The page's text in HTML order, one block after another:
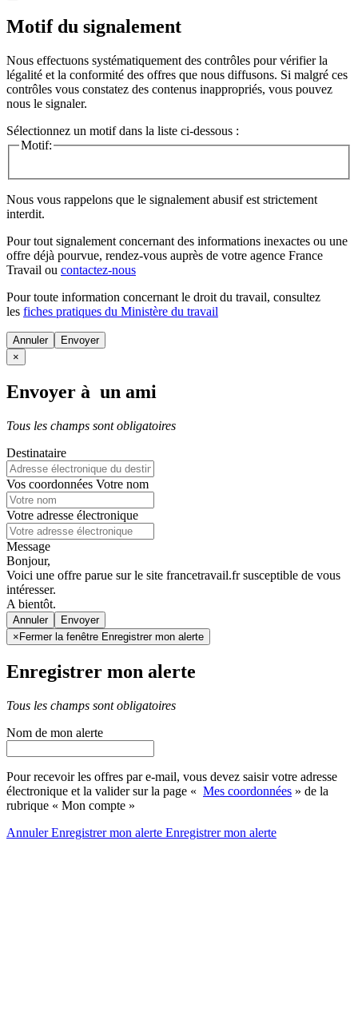
Motif du signalement
Nous effectuons systématiquement des contrôles pour vérifier la
légalité et la conformité des offres que nous diffusons. Si malgré ces
contrôles vous constatez des contenus inappropriés, vous pouvez
nous le signaler.
Sélectionnez un motif dans la liste ci-dessous :
Motif:
Nous vous rappelons que le signalement abusif est strictement
interdit.
Pour tout signalement concernant des informations inexactes ou une
offre déjà pourvue, rendez-vous auprès de votre agence France
Travail ou contactez-nous
Pour toute information concernant le droit du travail, consultez
les fiches pratiques du Ministère du travail
Annuler
×
Envoyer à un ami
Tous les champs sont obligatoires
Destinataire
Vos coordonnées Votre nom
Votre adresse électronique
Message
Bonjour,
Voici une offre parue sur le site francetravail.fr susceptible de vous
intéresser.
A bientôt.
Annuler
× Fermer la fenêtre Enregistrer mon alerte
Enregistrer mon alerte
Tous les champs sont obligatoires
Nom de mon alerte
Pour recevoir les offres par e-mail, vous devez saisir votre adresse
électronique et la valider sur la page « Mes coordonnées » de la
rubrique « Mon compte »
AnnulerEnregistrer mon alerte Enregistrermon alerte